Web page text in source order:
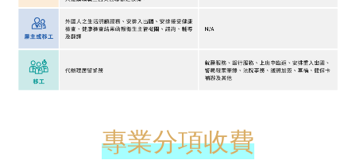
專業分項收費